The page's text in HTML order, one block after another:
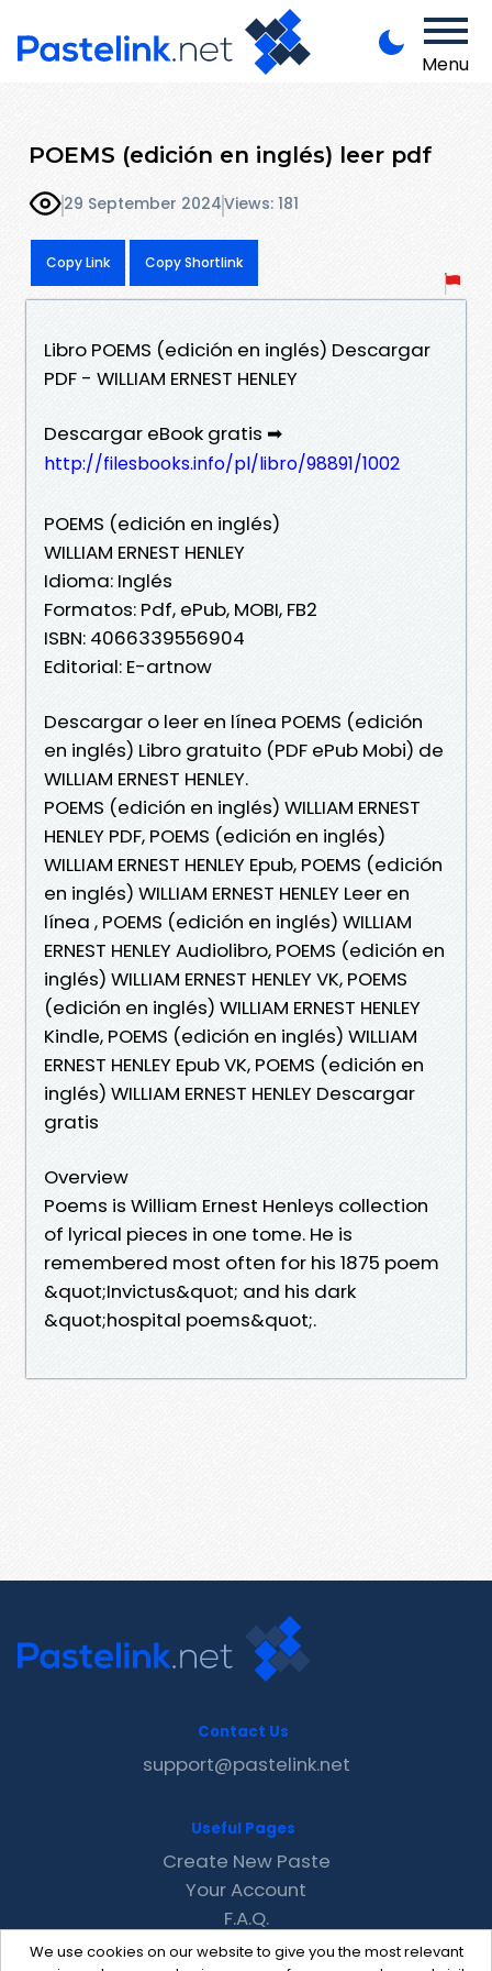
Menu
POEMS (edición en inglés) leer pdf
29 September 2024Views: 181
Copy Link Copy Shortlink
Libro POEMS (edición en inglés) Descargar
PDF - WILLIAM ERNEST HENLEY
Descargar eBook gratis ➡
http://filesbooks.info/pl/libro/98891/1002
POEMS (edición en inglés)
WILLIAM ERNEST HENLEY
Idioma: Inglés
Formatos: Pdf, ePub, MOBI, FB2
ISBN: 4066339556904
Editorial: E-artnow
Descargar o leer en línea POEMS (edición
en inglés) Libro gratuito (PDF ePub Mobi) de
WILLIAM ERNEST HENLEY.
POEMS (edición en inglés) WILLIAM ERNEST
HENLEY PDF, POEMS (edición en inglés)
WILLIAM ERNEST HENLEY Epub, POEMS (edición
en inglés) WILLIAM ERNEST HENLEY Leer en
línea , POEMS (edición en inglés) WILLIAM
ERNEST HENLEY Audiolibro, POEMS (edición en
inglés) WILLIAM ERNEST HENLEY VK, POEMS
(edición en inglés) WILLIAM ERNEST HENLEY
Kindle, POEMS (edición en inglés) WILLIAM
ERNEST HENLEY Epub VK, POEMS (edición en
inglés) WILLIAM ERNEST HENLEY Descargar
gratis
Overview
Poems is William Ernest Henleys collection
of lyrical pieces in one tome. He is
remembered most often for his 1875 poem
&quot;Invictus&quot; and his dark
&quot;hospital poems&quot;.
We use cookies on our website to give you the most relevant
Contact Us
support@pastelink.net
Useful Pages
Create New Paste
Your Account
F.A.Q.
Recent